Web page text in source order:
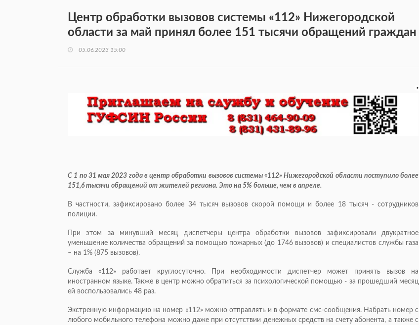
Центр обработки вызовов системы «112» Нижегородской
области за май принял более 151 тысячи обращений граждан
05.06.2023 15:00
С 1 по 31 мая 2023 года в центр обработки вызовов системы «112» Нижегородской области поступило более
151,6 тысячи обращений от жителей региона. Это на 5% больше, чем в апреле.
В частности, зафиксировано более 34 тысяч вызовов скорой помощи и более 18 тысяч - сотрудников
полиции.
При этом за минувший месяц диспетчеры центра обработки вызовов зафиксировали двукратное
уменьшение количества обращений за помощью пожарных (до 1746 вызовов) и специалистов службы газа
– на 1% (875 вызовов).
Служба «112» работает круглосуточно. При необходимости диспетчер может принять вызов на
иностранном языке. Также в центр можно обратиться за психологической помощью - за прошедший месяц
ей воспользовались 48 раз.
Экстренную информацию на номер «112» можно отправлять и в формате смс-сообщения. Набрать номер с
любого мобильного телефона можно даже при отсутствии денежных средств на счету абонента, а также с